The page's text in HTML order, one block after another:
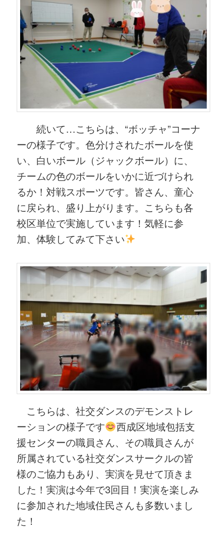
続いて…こちらは、“ボッチャ”コーナ
ーの様子です。色分けされたボールを使
い、白いボール（ジャックボール）に、
チームの色のボールをいかに近づけられ
るか！対戦スポーツです。皆さん、童心
に戻られ、盛り上がります。こちらも各
校区単位で実施しています！気軽に参
加、体験してみて下さい
こちらは、社交ダンスのデモンストレ
ーションの様子です
西成区地域包括支
援センターの職員さん、その職員さんが
所属されている社交ダンスサークルの皆
様のご協力もあり、実演を見せて頂きま
した！実演は今年で3回目！実演を楽しみ
に参加された地域住民さんも多数いまし
た！